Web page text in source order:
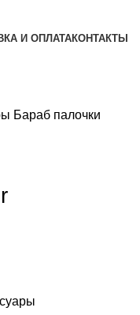
И ОПЛАТАКОНТАКТЫ
Бараб палочки